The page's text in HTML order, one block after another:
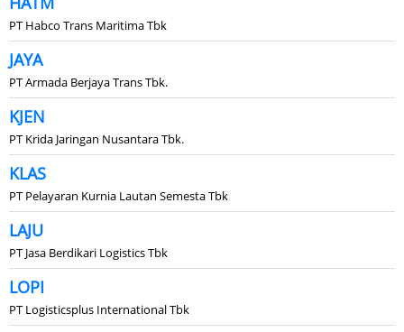
PT Habco Trans Maritima Tbk
JAYA
PT Armada Berjaya Trans Tbk.
KJEN
PT Krida Jaringan Nusantara Tbk.
KLAS
PT Pelayaran Kurnia Lautan Semesta Tbk
LAJU
PT Jasa Berdikari Logistics Tbk
LOPI
PT Logisticsplus International Tbk